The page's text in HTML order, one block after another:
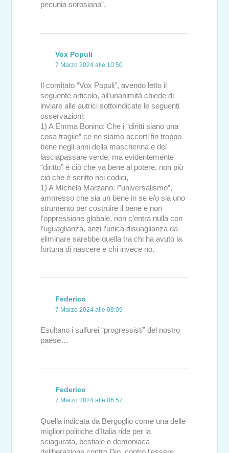
pecunia sorosiana”.
Vox Populi
7 Marzo 2024 alle 10:50
Il comitato “Vox Populi”, avendo letto il
seguente articolo, all’unanimità chiede di
inviare alle autrici sottoindicate le seguenti
osservazioni:
1) A Emma Bonino: Che i “diritti siano una
cosa fragile” ce ne siamo accorti fin troppo
bene negli anni della mascherina e del
lasciapassare verde, ma evidentemente
“diritto” è ciò che va bene al potere, non più
ciò che è scritto nei codici,
1) A Michela Marzano: l”universalismo”,
ammesso che sia un bene in se e/o sia uno
strumento per costruire il bene e non
l’oppressione globale, non c’entra nulla con
l’uguaglianza, anzi l’unica disuaglianza da
eliminare sarebbe quella tra chi ha avuto la
fortuna di nascere e chi invece no.
Federico
7 Marzo 2024 alle 08:09
Esultano i sulfurei “progressisti” del nostro
paese…
Federico
7 Marzo 2024 alle 06:57
Quella indicata da Bergoglio come una delle
migliori politiche d’Italia ride per la
sciagurata, bestiale e demoniaca